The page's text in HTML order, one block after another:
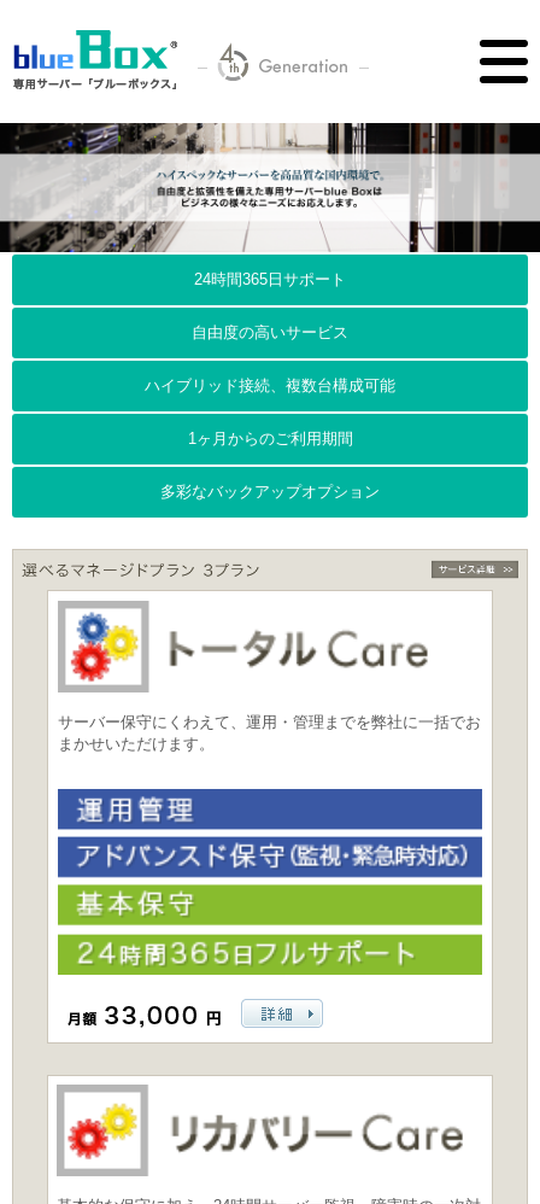
24時間365日サポート
自由度の高いサービス
ハイブリッド接続、複数台構成可能
1ヶ月からのご利用期間
多彩なバックアップオプション
サーバー保守にくわえて、運用・管理までを弊社に一括でお
まかせいただけます。